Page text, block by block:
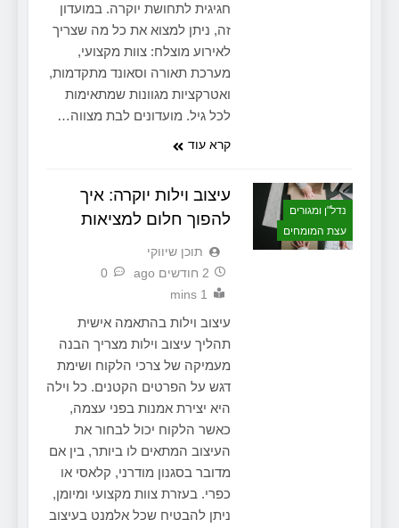
חגיגית לתחושת יוקרה. במועדון
זה, ניתן למצוא את כל מה שצריך
לאירוע מוצלח: צוות מקצועי,
מערכת תאורה וסאונד מתקדמות,
ואטרקציות מגוונות שמתאימות
לכל גיל. מועדונים לבת מצווה…
קרא עוד
נדל"ן ומגורים
עצת המומחים
עיצוב וילות יוקרה: איך
להפוך חלום למציאות
תוכן שיווקי
2 חודשים ago
0
1 mins
עיצוב וילות בהתאמה אישית
תהליך עיצוב וילות מצריך הבנה
מעמיקה של צרכי הלקוח ושימת
דגש על הפרטים הקטנים. כל וילה
היא יצירת אמנות בפני עצמה,
כאשר הלקוח יכול לבחור את
העיצוב המתאים לו ביותר, בין אם
מדובר בסגנון מודרני, קלאסי או
כפרי. בעזרת צוות מקצועי ומיומן,
ניתן להבטיח שכל אלמנט בעיצוב